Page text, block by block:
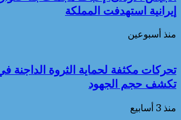
إيرانية استهدفت المملكة
منذ أسبوعين
تحركات مكثفة لحماية الثروة الداجنة
تكشف حجم الجهود
منذ 3 أسابيع